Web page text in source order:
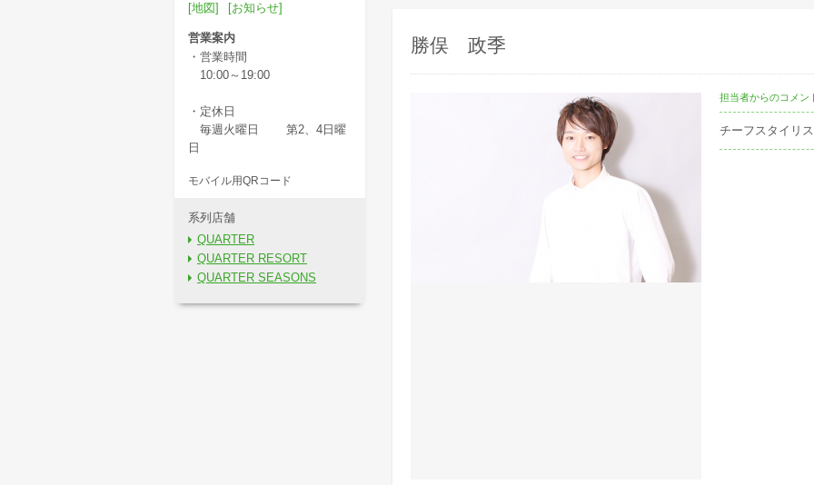
勝俣 政季
担当者からのコメン
チーフスタイリ
[地図]
[お知らせ]
営業案内
・営業時間
10:00～19:00
・定休日
毎週火曜日 第2、4日曜
日
モバイル用QRコード
系列店舗
QUARTER
QUARTER RESORT
QUARTER SEASONS